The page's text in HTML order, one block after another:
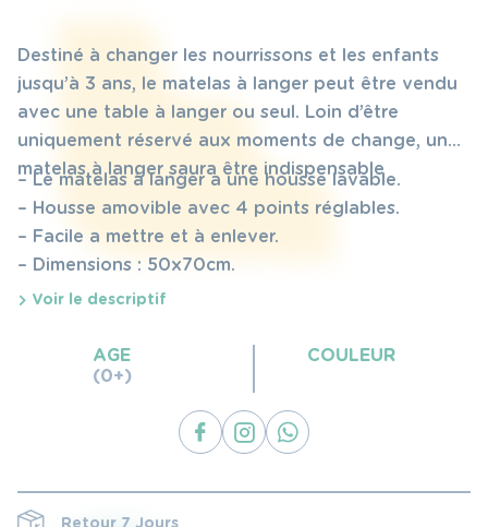
INITIAL
ÉTAIT :
780 DHS.
ACTUEL
EST :
583 DHS.
Destiné à changer les nourrissons et les enfants
jusqu’à 3 ans, le matelas à langer peut être vendu
avec une table à langer ou seul. Loin d’être
uniquement réservé aux moments de change, un
matelas à langer saura être indispensable
– Le matelas à langer a une housse lavable.
– Housse amovible avec 4 points réglables.
– Facile a mettre et à enlever.
– Dimensions : 50x70cm.
Voir le descriptif
AGE
(0+)
COULEUR
Retour 7 Jours